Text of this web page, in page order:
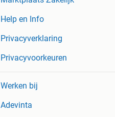
Help en Info
Privacyverklaring
Privacyvoorkeuren
Werken bij
Adevinta